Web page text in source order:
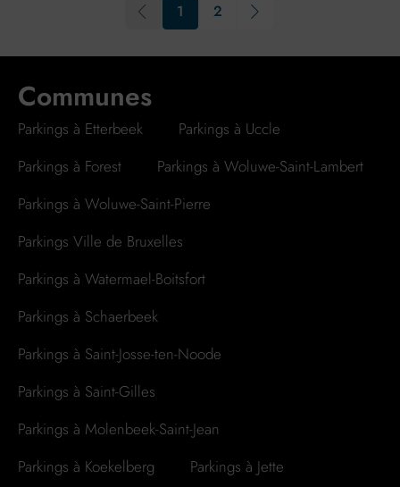
1 2
Communes
Parkings à Etterbeek
Parkings à Uccle
Parkings à Forest
Parkings à Woluwe-Saint-Lambert
Parkings à Woluwe-Saint-Pierre
Parkings Ville de Bruxelles
Parkings à Watermael-Boitsfort
Parkings à Schaerbeek
Parkings à Saint-Josse-ten-Noode
Parkings à Saint-Gilles
Parkings à Molenbeek-Saint-Jean
Parkings à Koekelberg
Parkings à Jette